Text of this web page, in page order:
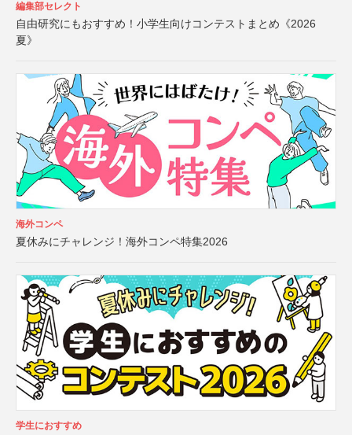
編集部セレクト
自由研究にもおすすめ！小学生向けコンテストまとめ《2026
夏》
海外コンペ
夏休みにチャレンジ！海外コンペ特集2026
学生におすすめ